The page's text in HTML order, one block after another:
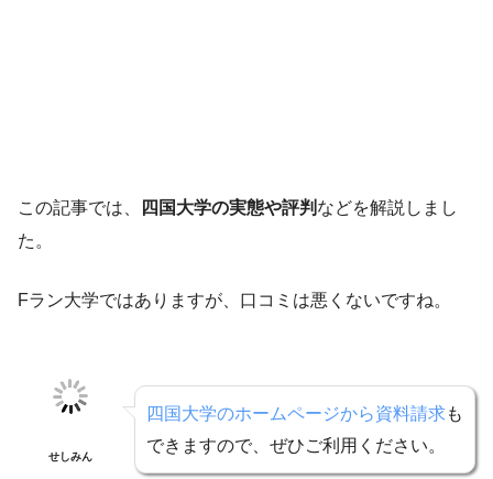
この記事では、 四国大学の実態や評判 などを解説しまし
た。
Fラン大学ではありますが、口コミは悪くないですね。
せしみん
四国大学のホームページから資料請求も
できますので、ぜひご利用ください。